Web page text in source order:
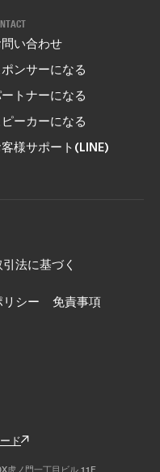
い合わせ
ポンサーになる
トナーになる
ピーカーになる
様サポート(LINE)
法に基づく
シー
免責事項
ド